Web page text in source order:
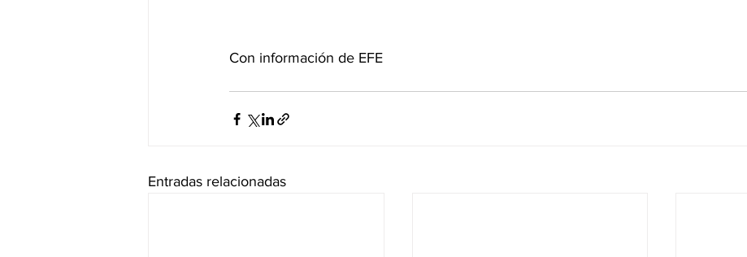
Con información de EFE
Entradas relacionadas